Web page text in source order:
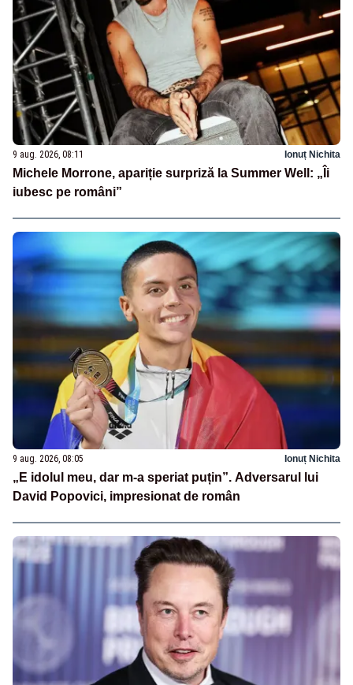
9 aug. 2026, 08:11 Ionuț Nichita
Michele Morrone, apariție surpriză la Summer Well: „Îi
iubesc pe români”
9 aug. 2026, 08:05 Ionuț Nichita
„E idolul meu, dar m-a speriat puțin”. Adversarul lui
David Popovici, impresionat de român